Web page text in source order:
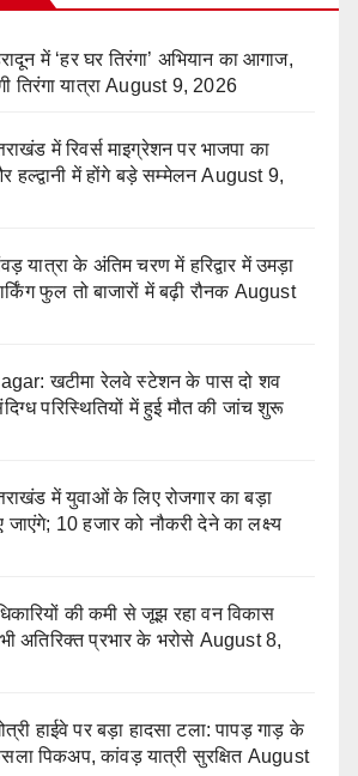
में ‘हर घर तिरंगा’ अभियान का आगाज,
तिरंगा यात्रा August 9, 2026
में रिवर्स माइग्रेशन पर भाजपा का
में होंगे बड़े सम्मेलन August 9,
यात्रा के अंतिम चरण में हरिद्वार में उमड़ा
फुल तो बाजारों में बढ़ी रौनक August
खटीमा रेलवे स्टेशन के पास दो शव
परिस्थितियों में हुई मौत की जांच शुरू
में युवाओं के लिए रोजगार का बड़ा
जाएंगे; 10 हजार को नौकरी देने का लक्ष्य
की कमी से जूझ रहा वन विकास
अतिरिक्त प्रभार के भरोसे August 8,
हाईवे पर बड़ा हादसा टला: पापड़ गाड़ के
पिकअप, कांवड़ यात्री सुरक्षित August